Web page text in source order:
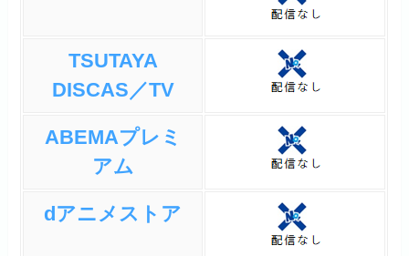
TSUTAYA
DISCAS／TV
ABEMAプレミ
アム
dアニメストア